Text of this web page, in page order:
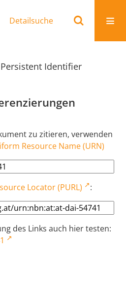
Detailsuche
Persistent Identifier
zu zitieren, verwenden
Resource Name (URN)
Locator (PURL) :
des Links auch hier testen: